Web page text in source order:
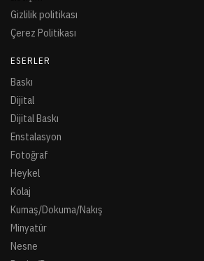
Gizlilik politikası
Çerez Politikası
ESERLER
Baskı
Dijital
Dijital Baskı
Enstalasyon
Fotoğraf
Heykel
Kolaj
Kumaş/Dokuma/Nakış
Minyatür
Nesne